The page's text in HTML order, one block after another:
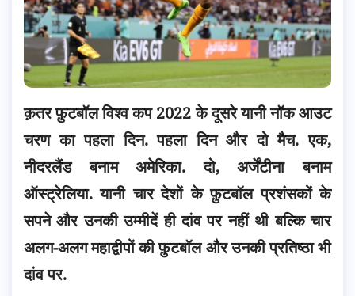
क़तर फ़ुटबॉल विश्व कप 2022 के दूसरे यानी नॉक आउट
चरण का पहला दिन. पहला दिन और दो मैच. एक,
नीदरलैंड बनाम अमेरिका. दो, अर्जेंटीना बनाम
ऑस्ट्रेलिया. यानी चार देशों के फ़ुटबॉल प्रशंसकों के
सपने और उनकी उम्मीदें ही दांव पर नहीं थी बल्कि चार
अलग-अलग महाद्वीपों की फ़ुटबॉल और उनकी प्रतिष्ठा भी
दांव पर.